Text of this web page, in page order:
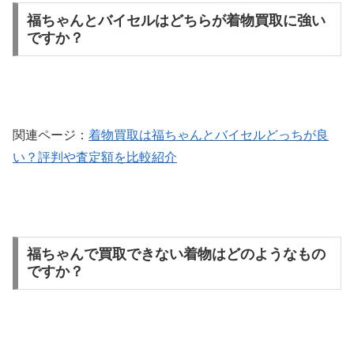
福ちゃんとバイセルはどちらが着物買取に強い
ですか？
関連ページ： 着物買取は福ちゃんとバイセルどっちが良
い？評判や査定額を比較紹介
福ちゃんで買取できない着物はどのようなもの
ですか？